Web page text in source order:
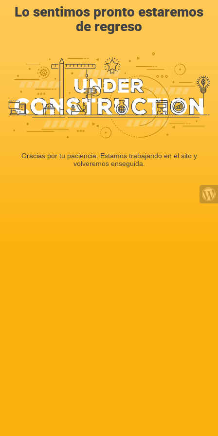
Lo sentimos pronto estaremos
de regreso
Gracias por tu paciencia. Estamos trabajando en el sito y
volveremos enseguida.